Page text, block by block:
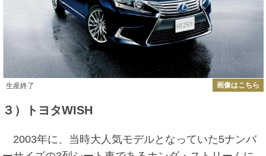
生産終了 画像はこちら
３）トヨタWISH
2003年に、当時大人気モデルとなっていた5ナンバ